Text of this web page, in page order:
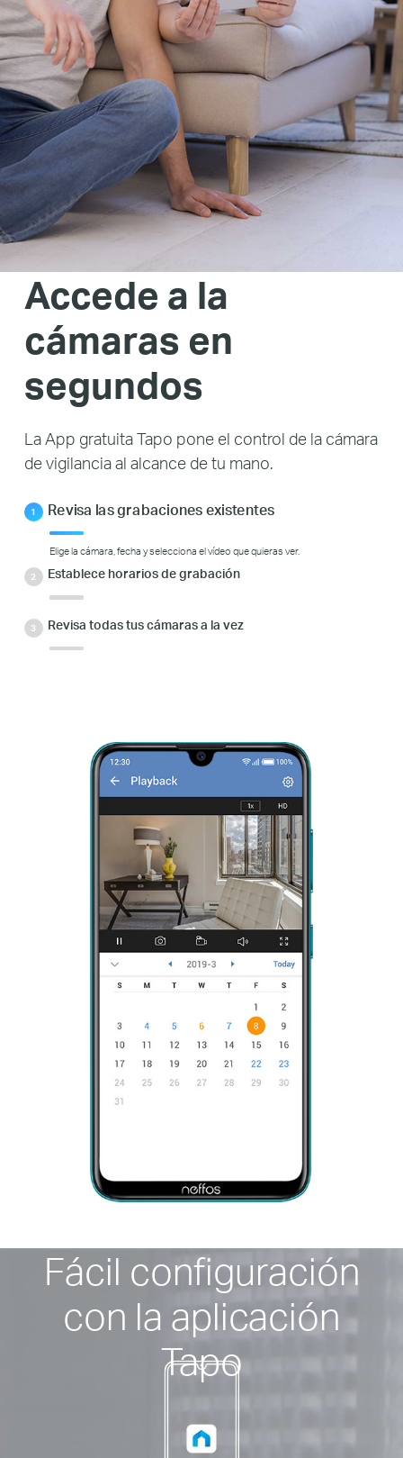
Accede a la
cámaras en
segundos
La App gratuita Tapo pone el control de la cámara
de vigilancia al alcance de tu mano.
Revisa las grabaciones existentes
Elige la cámara, fecha y selecciona el vídeo que quieras ver.
Establece horarios de grabación
Revisa todas tus cámaras a la vez
Fácil configuración
con la aplicación
Tapo